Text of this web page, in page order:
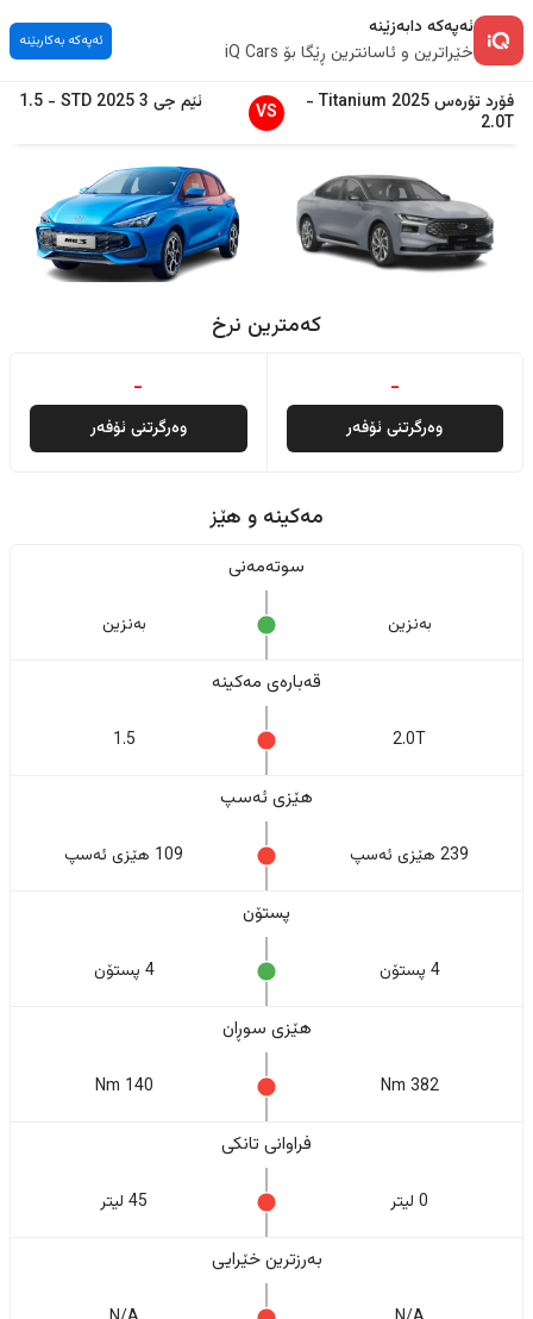
ئەپەکە دابەزێنە
خێراترین و ئاسانترین ڕێگا بۆ iQ Cars
ئەپەکە بەکاربێنە
فۆردتۆرەس2025
Titanium
-
2.0T
VS ئێم جی 3
2025
STD
-
1.5
کەمترین نرخ
-
وەرگرتنی ئۆفەر
-
وەرگرتنی ئۆفەر
مەکینە و هێز
سوتەمەنی
بەنزین بەنزین
قەبارەی مەکینە
2.0T
1.5
هێزی ئەسپ
239 هێزی ئەسپ 109 هێزی ئەسپ
پستۆن
4 پستۆن 4 پستۆن
هێزی سوڕان
382 Nm
140 Nm
فراوانی تانکی
0 لیتر 45 لیتر
بەرزترین خێرایی